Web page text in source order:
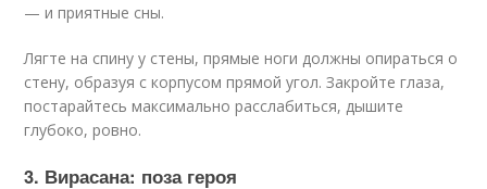
— и приятные сны.
Лягте на спину у стены, прямые ноги должны опираться о
стену, образуя с корпусом прямой угол. Закройте глаза,
постарайтесь максимально расслабиться, дышите
глубоко, ровно.
3. Вирасана: поза героя